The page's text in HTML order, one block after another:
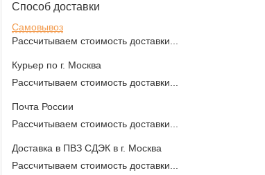
Способ доставки
Самовывоз
Рассчитываем стоимость доставки...
Курьер по г. Москва
Рассчитываем стоимость доставки...
Почта России
Рассчитываем стоимость доставки...
Доставка в ПВЗ СДЭК в г. Москва
Рассчитываем стоимость доставки...